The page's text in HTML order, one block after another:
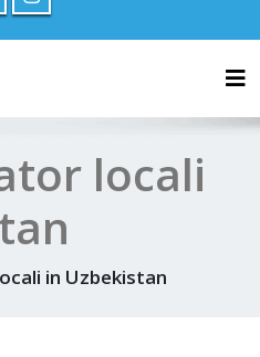
locali
in Uzbekistan